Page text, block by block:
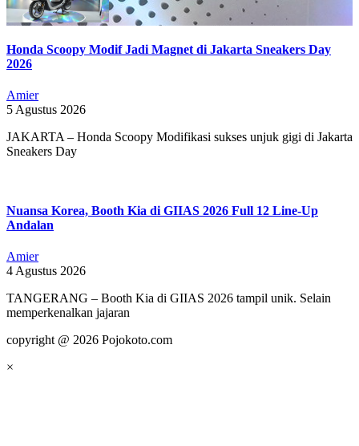
Honda Scoopy Modif Jadi Magnet di Jakarta Sneakers Day
2026
Amier
5 Agustus 2026
JAKARTA – Honda Scoopy Modifikasi sukses unjuk gigi di Jakarta
Sneakers Day
Nuansa Korea, Booth Kia di GIIAS 2026 Full 12 Line-Up
Andalan
Amier
4 Agustus 2026
TANGERANG – Booth Kia di GIIAS 2026 tampil unik. Selain
memperkenalkan jajaran
copyright @ 2026 Pojokoto.com
×